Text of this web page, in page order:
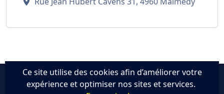
Ce site utilise des cookies afin d’améliorer votre
expérience et optimiser nos sites et services.